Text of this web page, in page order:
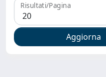
Risultati/Pagina